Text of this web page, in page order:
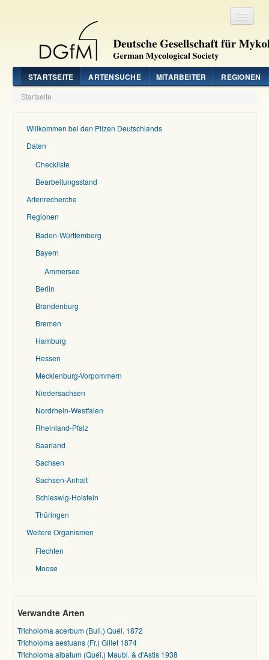
STARTSEITE ARTENSUCHE MITARBEITER REGIONEN
Startseite
Willkommen bei den Pilzen Deutschlands
Daten
Checkliste
Bearbeitungsstand
Artenrecherche
Regionen
Baden-Württemberg
Bayern
Ammersee
Berlin
Brandenburg
Bremen
Hamburg
Hessen
Mecklenburg-Vorpommern
Niedersachsen
Nordrhein-Westfalen
Rheinland-Pfalz
Saarland
Sachsen
Sachsen-Anhalt
Schleswig-Holstein
Thüringen
Weitere Organismen
Flechten
Moose
Verwandte Arten
Tricholoma acerbum (Bull.) Quél. 1872
Tricholoma aestuans (Fr.) Gillet 1874
Tricholoma albatum (Quél.) Maubl. & d'Astis 1938